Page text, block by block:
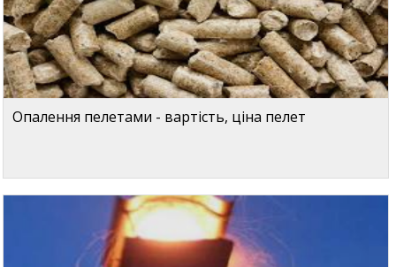
Опалення пелетами - вартість, ціна пелет